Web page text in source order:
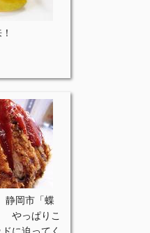
岡市「蝶
やっぱりこ
に迫ってく